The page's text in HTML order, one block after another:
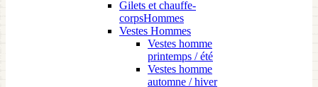
Gilets et chauffe-
corpsHommes
Vestes Hommes
Vestes homme
printemps / été
Vestes homme
automne / hiver